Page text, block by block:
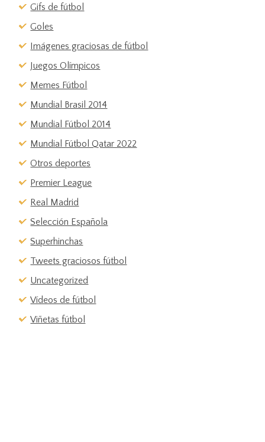
Gifs de fútbol
Goles
Imágenes graciosas de fútbol
Juegos Olímpicos
Memes Fútbol
Mundial Brasil 2014
Mundial Fútbol 2014
Mundial Fútbol Qatar 2022
Otros deportes
Premier League
Real Madrid
Selección Española
Superhinchas
Tweets graciosos fútbol
Uncategorized
Vídeos de fútbol
Viñetas fútbol